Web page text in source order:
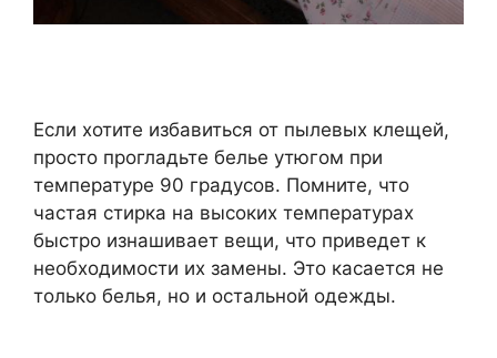
Если хотите избавиться от пылевых клещей,
просто прогладьте белье утюгом при
температуре 90 градусов. Помните, что
частая стирка на высоких температурах
быстро изнашивает вещи, что приведет к
необходимости их замены. Это касается не
только белья, но и остальной одежды.